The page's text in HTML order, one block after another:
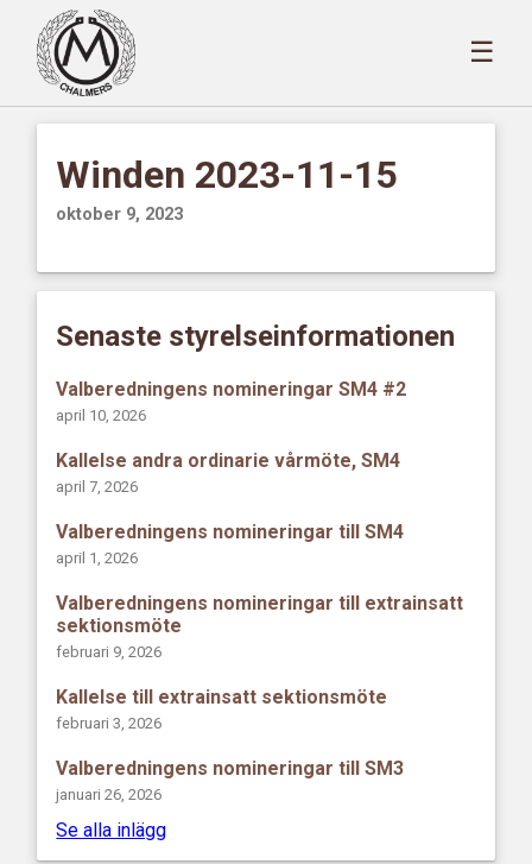
☰
Winden 2023-11-15
oktober 9, 2023
Senaste styrelseinformationen
Valberedningens nomineringar SM4 #2
april 10, 2026
Kallelse andra ordinarie vårmöte, SM4
april 7, 2026
Valberedningens nomineringar till SM4
april 1, 2026
Valberedningens nomineringar till extrainsatt
sektionsmöte
februari 9, 2026
Kallelse till extrainsatt sektionsmöte
februari 3, 2026
Valberedningens nomineringar till SM3
januari 26, 2026
Se alla inlägg